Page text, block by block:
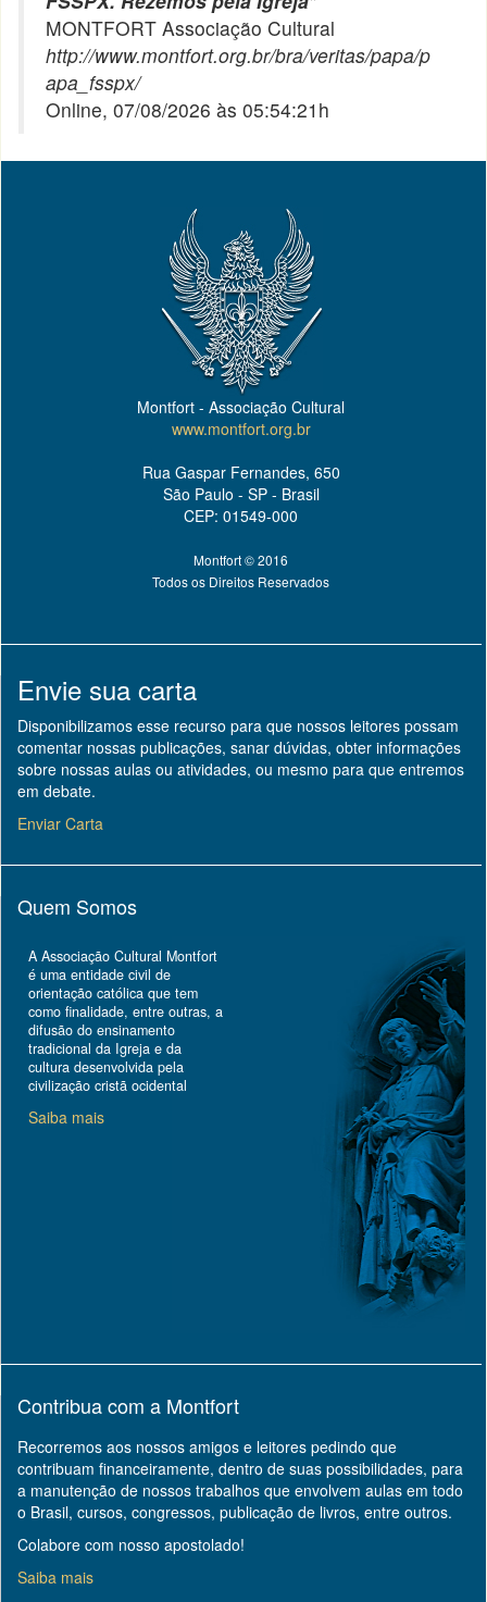
MONTFORT Associação Cultural
http://www.montfort.org.br/bra/veritas/papa/p
apa_fsspx/
Online, 07/08/2026 às 05:54:21h
Montfort - Associação Cultural
www.montfort.org.br
Rua Gaspar Fernandes, 650
São Paulo - SP - Brasil
CEP: 01549-000
Montfort © 2016
Todos os Direitos Reservados
Envie sua carta
Disponibilizamos esse recurso para que nossos leitores possam
comentar nossas publicações, sanar dúvidas, obter informações
sobre nossas aulas ou atividades, ou mesmo para que entremos
em debate.
Enviar Carta
Quem Somos
A Associação Cultural Montfort
é uma entidade civil de
orientação católica que tem
como finalidade, entre outras, a
difusão do ensinamento
tradicional da Igreja e da
cultura desenvolvida pela
civilização cristã ocidental
Saiba mais
Contribua com a Montfort
Recorremos aos nossos amigos e leitores pedindo que
contribuam financeiramente, dentro de suas possibilidades, para
a manutenção de nossos trabalhos que envolvem aulas em todo
o Brasil, cursos, congressos, publicação de livros, entre outros.
Colabore com nosso apostolado!
Saiba mais